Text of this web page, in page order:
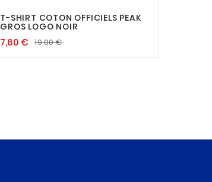
T-SHIRT COTON OFFICIELS PEAK
GROS LOGO NOIR
7,60 € 19,00 €